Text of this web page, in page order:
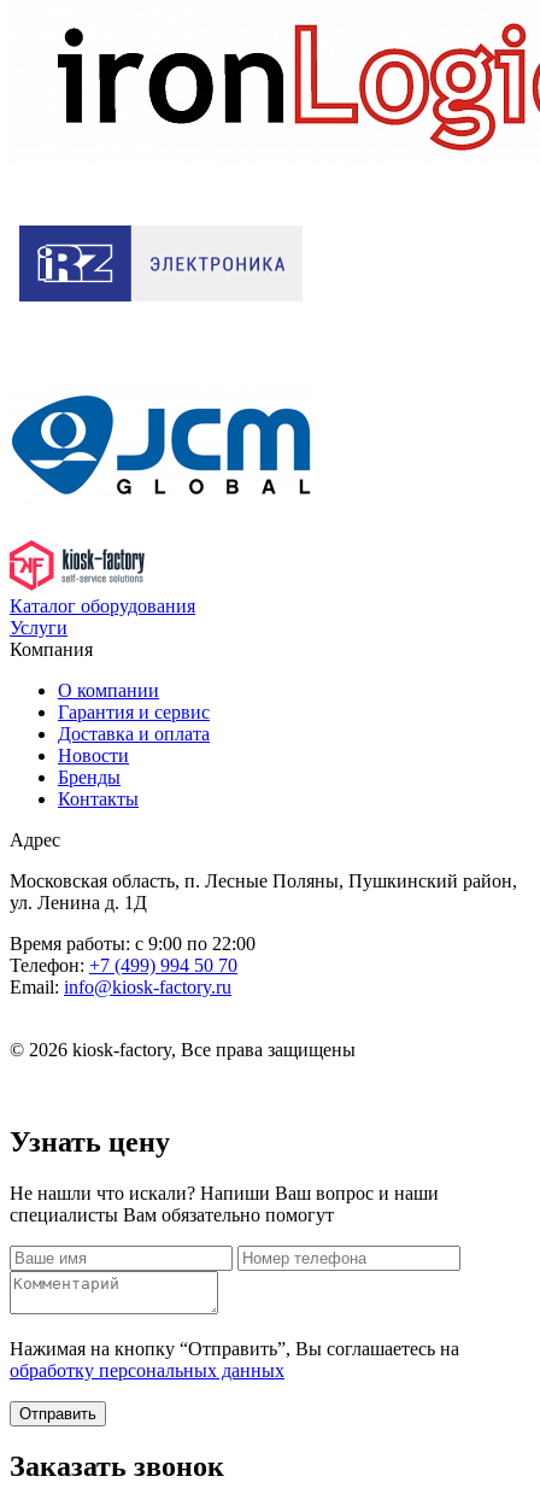
Каталог оборудования
Услуги
Компания
О компании
Гарантия и сервис
Доставка и оплата
Новости
Бренды
Контакты
Адрес
Московская область, п. Лесные Поляны, Пушкинский район,
ул. Ленина д. 1Д
Время работы: с 9:00 по 22:00
Телефон: +7 (499) 994 50 70
Email: info@kiosk-factory.ru
© 2026 kiosk-factory, Все права защищены
Узнать цену
Не нашли что искали? Напиши Ваш вопрос и наши
специалисты Вам обязательно помогут
Нажимая на кнопку “Отправить”, Вы соглашаетесь на
обработку персональных данных
Отправить
Заказать звонок